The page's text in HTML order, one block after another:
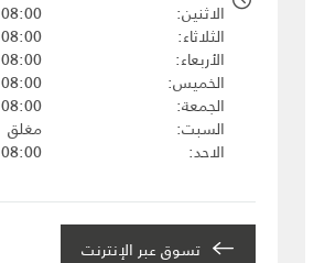
الاثنين
08:00 ص - 08:00 م
الثلاثاء
08:00 ص - 08:00 م
الأربعاء
08:00 ص - 08:00 م
الخميس
08:00 ص - 08:00 م
الجمعة
08:00 ص - 08:00 م
السبت
مغلق
الاحد
08:00 ص - 08:00 م
تسوق عبر الإنترنت